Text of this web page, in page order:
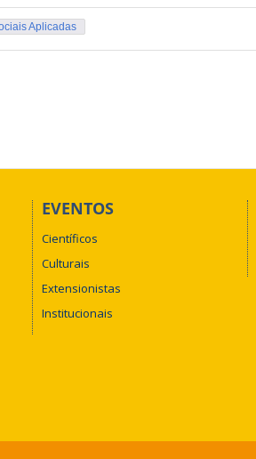
Aplicadas
EVENTOS
Científicos
Culturais
Extensionistas
Institucionais